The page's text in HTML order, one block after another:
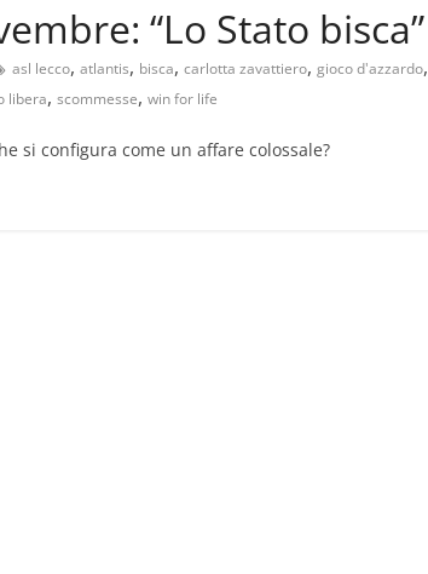
“Lo Stato bisca”
asl lecco, atlantis, bisca, carlotta zavattiero, gioco d'azzardo,
libera, scommesse, win for life
si configura come un affare colossale?